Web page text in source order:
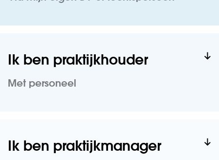
Ik ben praktijkhouder
Met personeel
Ik ben praktijkmanager